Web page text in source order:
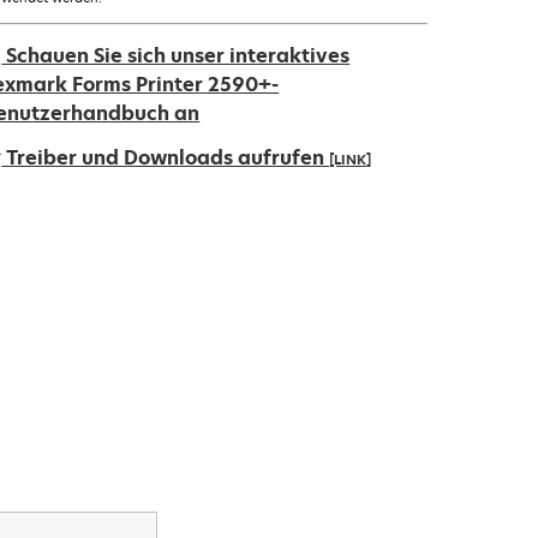
Schauen Sie sich unser interaktives
Forms Printer 2590+-
an
Treiber und Downloads aufrufen [LINK]